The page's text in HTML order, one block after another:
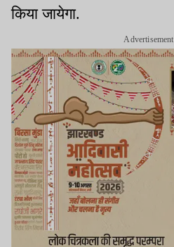
किया जायेगा.
Advertisement